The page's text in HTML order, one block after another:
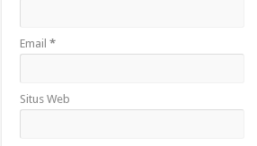
Email*
Situs Web